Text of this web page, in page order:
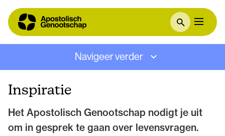
Navigeer verder
Inspiratie
Het Apostolisch Genootschap nodigt je uit
om in gesprek te gaan over levensvragen.